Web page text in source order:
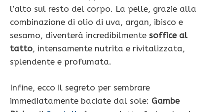
l’alto sul resto del corpo. La pelle, grazie alla
combinazione di olio di uva, argan, ibisco e
sesamo, diventerà incredibilmente soffice al
tatto, intensamente nutrita e rivitalizzata,
splendente e profumata.
Infine, ecco il segreto per sembrare
immediatamente baciate dal sole: Gambe